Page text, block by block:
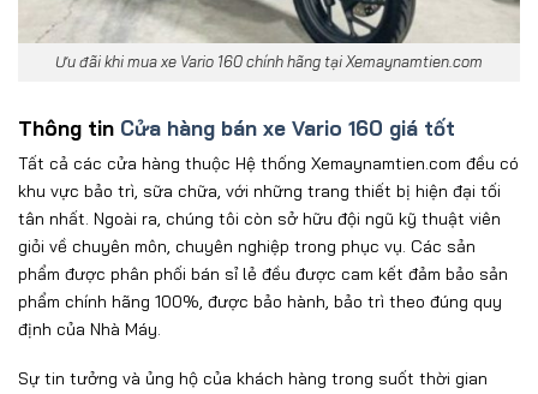
Ưu đãi khi mua xe Vario 160 chính hãng tại Xemaynamtien.com
Thông tin Cửa hàng bán xe Vario 160 giá tốt
Tất cả các cửa hàng thuộc Hệ thống Xemaynamtien.com đều có
khu vực bảo trì, sữa chữa, với những trang thiết bị hiện đại tối
tân nhất. Ngoài ra, chúng tôi còn sở hữu đội ngũ kỹ thuật viên
giỏi về chuyên môn, chuyên nghiệp trong phục vụ. Các sản
phẩm được phân phối bán sỉ lẻ đều được cam kết đảm bảo sản
phẩm chính hãng 100%, được bảo hành, bảo trì theo đúng quy
định của Nhà Máy.
Sự tin tưởng và ủng hộ của khách hàng trong suốt thời gian